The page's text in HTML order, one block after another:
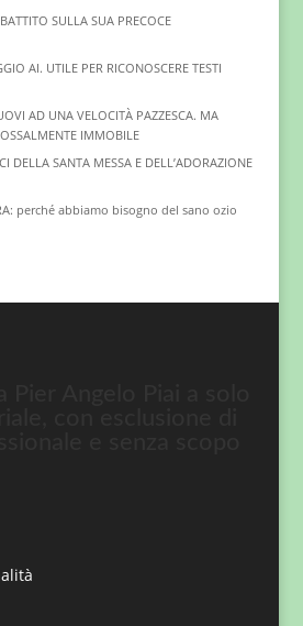
SULLA SUA PRECOCE
AI. UTILE PER RICONOSCERE TESTI
AD UNA VELOCITÀ PAZZESCA. MA
IMMOBILE
DELLA SANTA MESSA E DELL’ADORAZIONE
perché abbiamo bisogno del sano ozio